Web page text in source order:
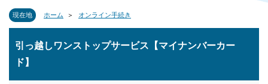
現在地 ホーム オンライン手続き
引っ越しワンストップサービス【マイナンバーカー
ド】